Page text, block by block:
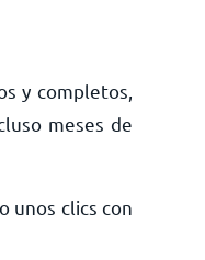
y completos,
meses de
unos clics con